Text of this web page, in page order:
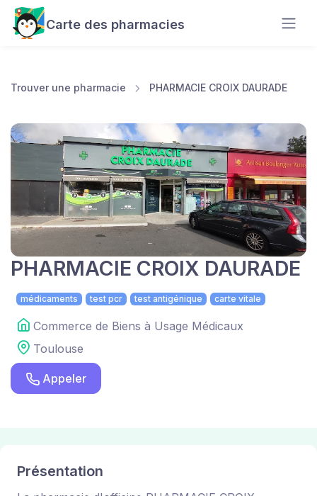
Carte des pharmacies
Trouver une pharmacie PHARMACIE CROIX DAURADE
PHARMACIE CROIX DAURADE
médicaments test pcr test antigénique carte vitale
Commerce de Biens à Usage Médicaux
Toulouse
Appeler
Présentation